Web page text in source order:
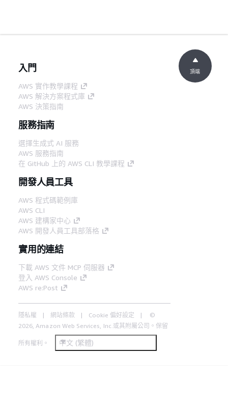
入門
AWS 實作教學課程
AWS 解決方案程式庫
AWS 決策指南
服務指南
選擇生成式 AI 服務
AWS 服務指南
在 GitHub 上的 AWS CLI 教學課程
開發人員工具
AWS 程式碼範例庫
AWS CLI
AWS 建構家中心
AWS 開發人員工具部落格
實用的連結
下載 AWS 文件 MCP 伺服器
登入 AWS Console
AWS re:Post
隱私權 網站條款 Cookie 偏好設定
©
2026, Amazon Web Services, Inc.或其附屬公司。保留
所有權利。 中文 (繁體)
頂端